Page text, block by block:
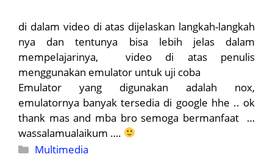
di dalam video di atas dijelaskan langkah-langkah
nya dan tentunya bisa lebih jelas dalam
mempelajarinya, video di atas penulis
menggunakan emulator untuk uji coba
Emulator yang digunakan adalah nox,
emulatornya banyak tersedia di google hhe .. ok
thank mas and mba bro semoga bermanfaat …
wassalamualaikum ….
Kategori
Multimedia